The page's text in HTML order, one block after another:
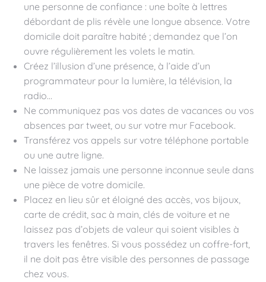
une personne de confiance : une boîte à lettres
débordant de plis révèle une longue absence. Votre
domicile doit paraître habité ; demandez que l’on
ouvre régulièrement les volets le matin.
Créez l’illusion d’une présence, à l’aide d’un
programmateur pour la lumière, la télévision, la
radio…
Ne communiquez pas vos dates de vacances ou vos
absences par tweet, ou sur votre mur Facebook.
Transférez vos appels sur votre téléphone portable
ou une autre ligne.
Ne laissez jamais une personne inconnue seule dans
une pièce de votre domicile.
Placez en lieu sûr et éloigné des accès, vos bijoux,
carte de crédit, sac à main, clés de voiture et ne
laissez pas d’objets de valeur qui soient visibles à
travers les fenêtres. Si vous possédez un coffre-fort,
il ne doit pas être visible des personnes de passage
chez vous.